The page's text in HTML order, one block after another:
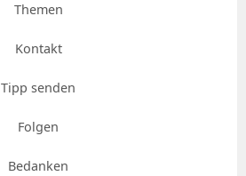
Themen
Kontakt
Tipp senden
Folgen
Bedanken